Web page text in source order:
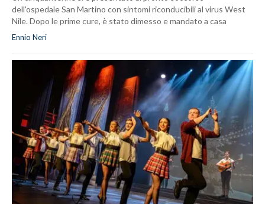
dell'ospedale San Martino con sintomi riconducibili al virus West
Nile. Dopo le prime cure, è stato dimesso e mandato a casa
Ennio Neri